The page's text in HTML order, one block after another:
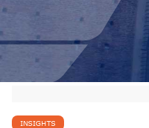
INSIGHTS